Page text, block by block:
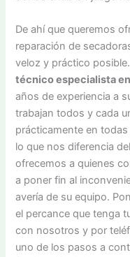
De ahí que queremos
reparación de
veloz y práctico
técnico especialista
años de experiencia a
trabajan todos y cada
prácticamente en
lo que nos diferencia
ofrecemos a quienes
a poner fin al
avería de su equipo.
el percance que tenga
con nosotros y por
uno de los pasos a